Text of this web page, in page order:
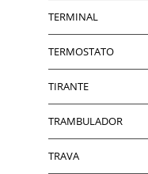
TERMINAL
TERMOSTATO
TIRANTE
TRAMBULADOR
TRAVA